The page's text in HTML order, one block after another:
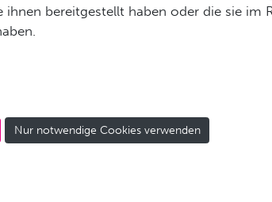
Der PADI Rescue Diver
anschließend ein
ihnen bereitgestellt haben oder die sie im
Nur notwendige Cookies verwenden